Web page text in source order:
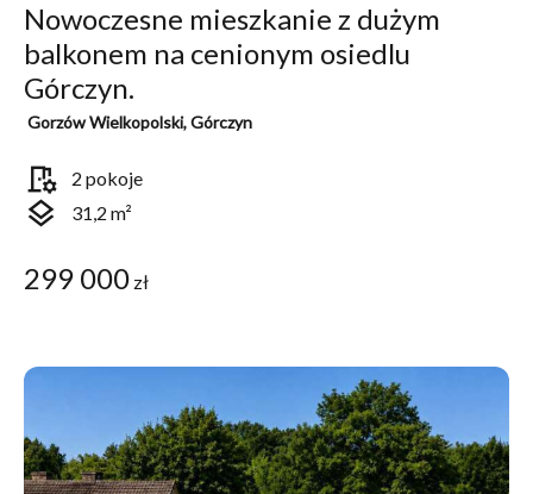
Nowoczesne mieszkanie z dużym
balkonem na cenionym osiedlu
Górczyn.
Gorzów Wielkopolski, Górczyn
room_preferences 2 pokoje
layers 31,2 m²
299 000 zł